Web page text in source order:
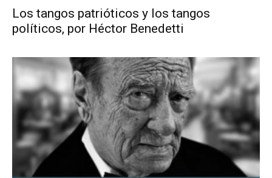
Los tangos patrióticos y los tangos
políticos, por Héctor Benedetti